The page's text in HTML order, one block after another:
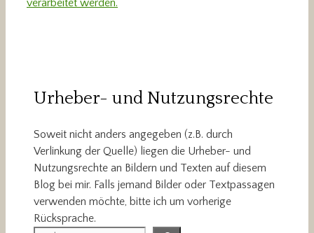
verarbeitet werden.
Urheber- und Nutzungsrechte
Soweit nicht anders angegeben (z.B. durch
Verlinkung der Quelle) liegen die Urheber- und
Nutzungsrechte an Bildern und Texten auf diesem
Blog bei mir. Falls jemand Bilder oder Textpassagen
verwenden möchte, bitte ich um vorherige
Rücksprache.